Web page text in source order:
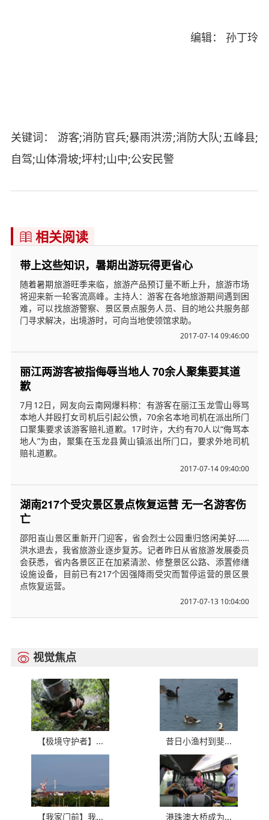
编辑： 孙丁玲
关键词： 游客;消防官兵;暴雨洪涝;消防大队;五峰县;
自驾;山体滑坡;坪村;山中;公安民警
 相关阅读
带上这些知识，暑期出游玩得更省心
随着暑期旅游旺季来临，旅游产品预订量不断上升，旅游市场
将迎来新一轮客流高峰。主持人：游客在各地旅游期间遇到困
难，可以找旅游警察、景区景点服务人员、目的地公共服务部
门寻求解决，出境游时，可向当地使领馆求助。
2017-07-14 09:46:00
丽江两游客被指侮辱当地人 70余人聚集要其道
歉
7月12日，网友向云南网爆料称：有游客在丽江玉龙雪山辱骂
本地人并殴打女司机后引起公愤，70余名本地司机在派出所门
口聚集要求该游客赔礼道歉。17时许，大约有70人以“侮骂本
地人”为由，聚集在玉龙县黄山镇派出所门口，要求外地司机
赔礼道歉。
2017-07-14 09:40:00
湖南217个受灾景区景点恢复运营 无一名游客伤
亡
邵阳崀山景区重新开门迎客，省会烈士公园重归悠闲美好……
洪水退去，我省旅游业逐步复苏。记者昨日从省旅游发展委员
会获悉，省内各景区正在加紧清淤、修整景区公路、添置修缮
设施设备，目前已有217个因强降雨受灾而暂停运营的景区景
点恢复运营。
2017-07-13 10:04:00
 视觉焦点
【极境守护者】... 昔日小渔村到斐...
【我家门前】我... 港珠澳大桥成为...